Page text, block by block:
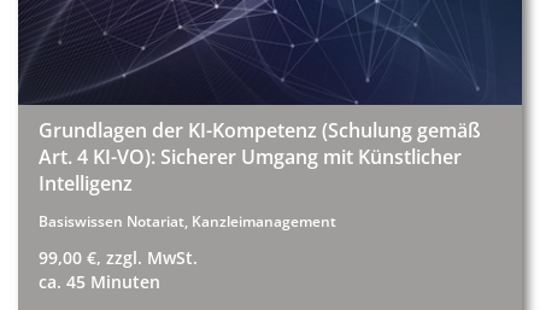
Grundlagen der KI-Kompetenz (Schulung gemäß
Art. 4 KI-VO): Sicherer Umgang mit Künstlicher
Intelligenz
Basiswissen Notariat, Kanzleimanagement
99,00 €, zzgl. MwSt.
ca. 45 Minuten